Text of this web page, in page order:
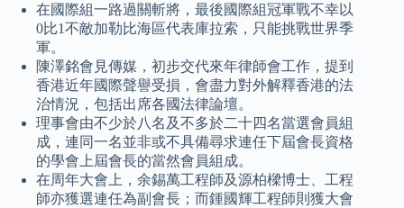
在國際組一路過關斬將，最後國際組冠軍戰不幸以
0比1不敵加勒比海區代表庫拉索，只能挑戰世界季
軍。
陳澤銘會見傳媒，初步交代來年律師會工作，提到
香港近年國際聲譽受損，會盡力對外解釋香港的法
治情況，包括出席各國法律論壇。
理事會由不少於八名及不多於二十四名當選會員組
成，連同一名並非或不具備尋求連任下屆會長資格
的學會上屆會長的當然會員組成。
在周年大會上，余錫萬工程師及源柏樑博士、工程
師亦獲選連任為副會長；而鍾國輝工程師則獲大會